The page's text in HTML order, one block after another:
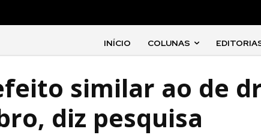
INÍCIO COLUNAS
similar ao de
diz pesquisa